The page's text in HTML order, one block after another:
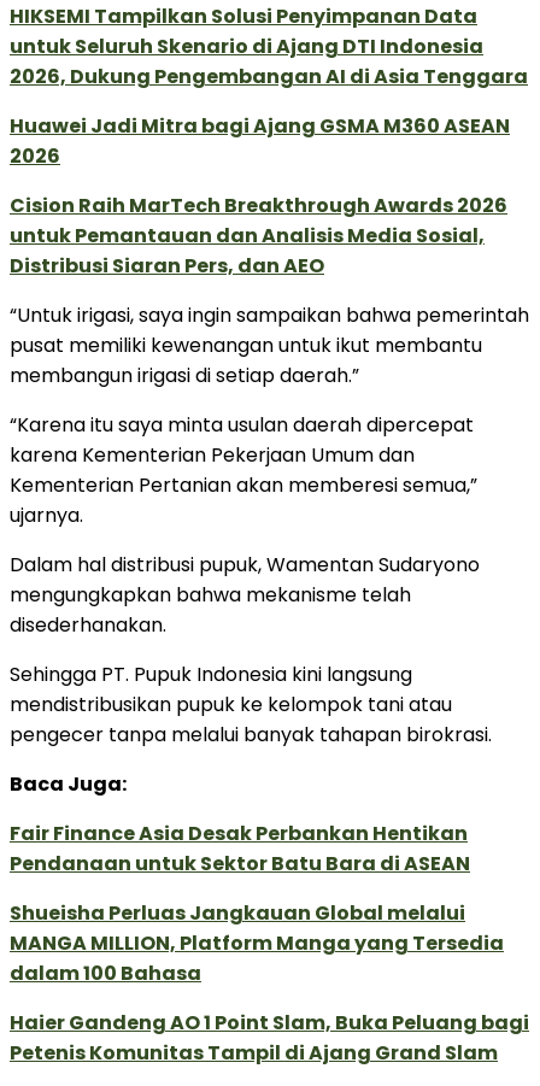
HIKSEMI Tampilkan Solusi Penyimpanan Data
untuk Seluruh Skenario di Ajang DTI Indonesia
2026, Dukung Pengembangan AI di Asia Tenggara
Huawei Jadi Mitra bagi Ajang GSMA M360 ASEAN
2026
Cision Raih MarTech Breakthrough Awards 2026
untuk Pemantauan dan Analisis Media Sosial,
Distribusi Siaran Pers, dan AEO
“Untuk irigasi, saya ingin sampaikan bahwa pemerintah
pusat memiliki kewenangan untuk ikut membantu
membangun irigasi di setiap daerah.”
“Karena itu saya minta usulan daerah dipercepat
karena Kementerian Pekerjaan Umum dan
Kementerian Pertanian akan memberesi semua,”
ujarnya.
Dalam hal distribusi pupuk, Wamentan Sudaryono
mengungkapkan bahwa mekanisme telah
disederhanakan.
Sehingga PT. Pupuk Indonesia kini langsung
mendistribusikan pupuk ke kelompok tani atau
pengecer tanpa melalui banyak tahapan birokrasi.
Baca Juga:
Fair Finance Asia Desak Perbankan Hentikan
Pendanaan untuk Sektor Batu Bara di ASEAN
Shueisha Perluas Jangkauan Global melalui
MANGA MILLION, Platform Manga yang Tersedia
dalam 100 Bahasa
Haier Gandeng AO 1 Point Slam, Buka Peluang bagi
Petenis Komunitas Tampil di Ajang Grand Slam